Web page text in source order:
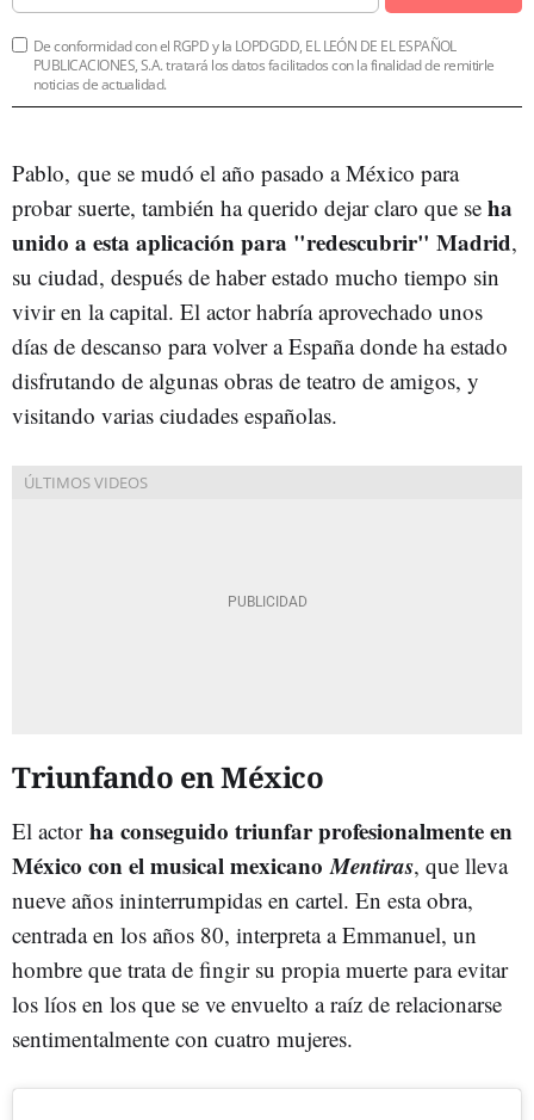
De conformidad con el RGPD y la LOPDGDD, EL LEÓN DE EL ESPAÑOL
PUBLICACIONES, S.A. tratará los datos facilitados con la finalidad de remitirle
noticias de actualidad.
Pablo, que se mudó el año pasado a México para
probar suerte, también ha querido dejar claro que se ha
unido a esta aplicación para "redescubrir" Madrid,
su ciudad, después de haber estado mucho tiempo sin
vivir en la capital. El actor habría aprovechado unos
días de descanso para volver a España donde ha estado
disfrutando de algunas obras de teatro de amigos, y
visitando varias ciudades españolas.
Triunfando en México
El actorha conseguido triunfar profesionalmente en
México con el musical mexicanoMentiras, que lleva
nueve años ininterrumpidas en cartel. En esta obra,
centrada en los años 80, interpreta a Emmanuel, un
hombre que trata de fingir su propia muerte para evitar
los líos en los que se ve envuelto a raíz de relacionarse
sentimentalmente con cuatro mujeres.